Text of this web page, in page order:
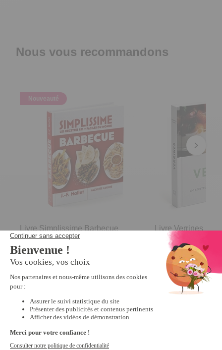
Nous vous recommandons
Nouveauté
Livre Simplissime Barbecue
4,95 €
Livre Verrines
6,95 €
Derniers articles consultés